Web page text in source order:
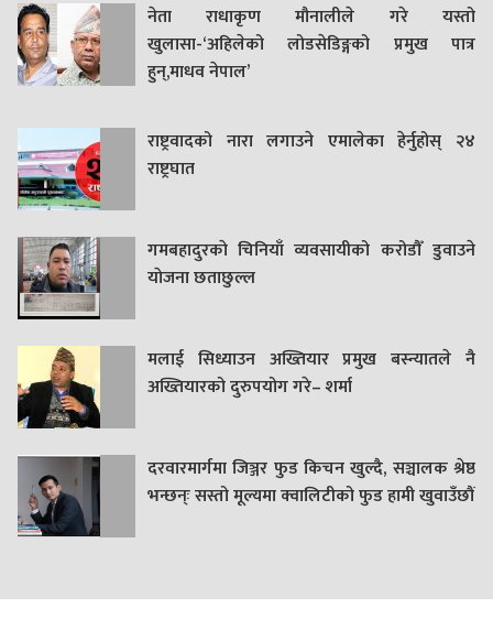
नेता राधाकृण मौनालीले गरे यस्तो
खुलासा-‘अहिलेको लोडसेडिङ्गको प्रमुख पात्र
हुन्,माधव नेपाल’
राष्ट्रवादको नारा लगाउने एमालेका हेर्नुहोस् २४
राष्ट्रघात
गमबहादुरकाे चिनियाँ व्यवसायीको करोडौँ डुवाउने
याेजना छताछुल्ल
मलाई सिध्याउन अख्तियार प्रमुख बस्न्यातले नै
अख्तियारको दुरुपयोग गरे– शर्मा
दरवारमार्गमा जिञ्जर फुड किचन खुल्दै, सञ्चालक श्रेष्ठ
भन्छन्ः सस्तो मूल्यमा क्वालिटीको फुड हामी खुवाउँछौं